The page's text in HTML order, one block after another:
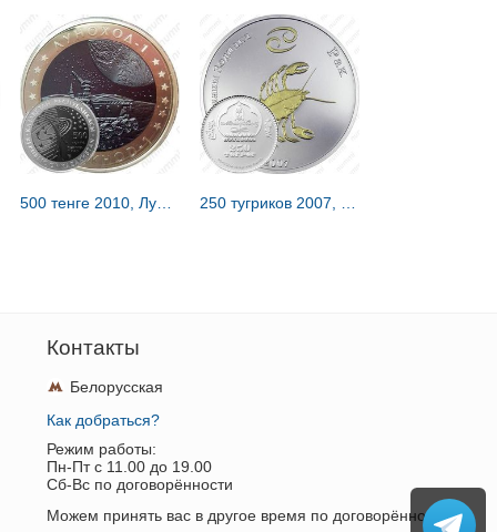
Контакты
Белорусская
Как добраться?
Режим работы:
Пн-Пт c 11.00 до 19.00
Сб-Вс по договорённости
Можем принять вас в другое время по договорённости.